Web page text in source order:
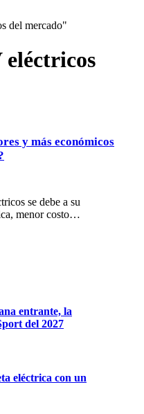
del mercado"
eléctricos
y más económicos
se debe a su
menor costo…
entrante, la
del 2027
eléctrica con un